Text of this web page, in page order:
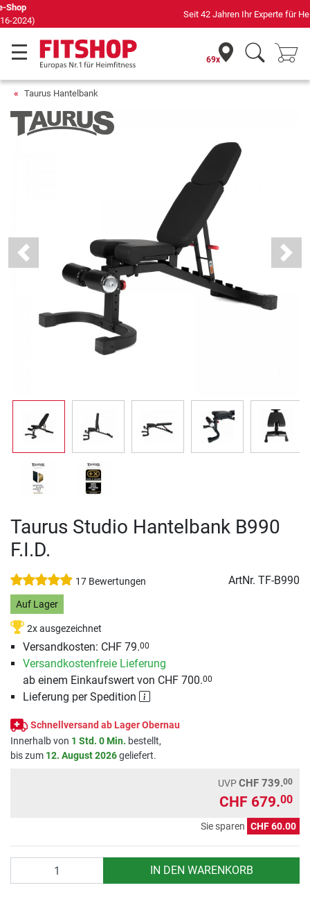
Seit 42 Jahren Ihr Experte für Heimfitness
69x
Taurus Hantelbank
Previous Next
Taurus Studio Hantelbank B990
F.I.D.
17 Bewertungen ArtNr. TF-B990
Auf Lager
2x ausgezeichnet
Versandkosten: CHF 79.00
Versandkostenfreie Lieferung
ab einem Einkaufswert von CHF 700.00
Lieferung per Spedition
Schnellversand ab Lager Obernau
Innerhalb von 1 Std. 0 Min. bestellt,
bis zum 12. August 2026geliefert.
UVPCHF 739.00
CHF 679.00
Sie sparen CHF 60.00
IN DEN WARENKORB